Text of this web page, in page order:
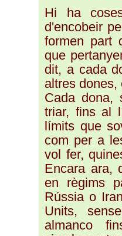
Hi ha
d'encobeir
formen part
que
dit, a cada
altres dones,
Cada dona,
triar, fins al
límits que
com per a
vol fer,
Encara ara,
en règims
Rússia o
Units,
almanco